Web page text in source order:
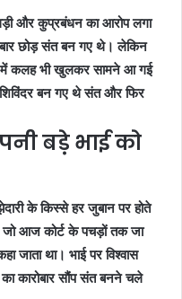
और कुप्रबंधन का आरोप लगा
छोड़ संत बन गए थे। लेकिन
में कलह भी खुलकर सामने आ गई
बन गए थे संत और फिर
बड़े भाई को
के किस्से हर जुबान पर होते
जो आज कोर्ट के पचड़ों तक जा
जाता था। भाई पर विश्वास
कारोबार सौंप संत बनने चले